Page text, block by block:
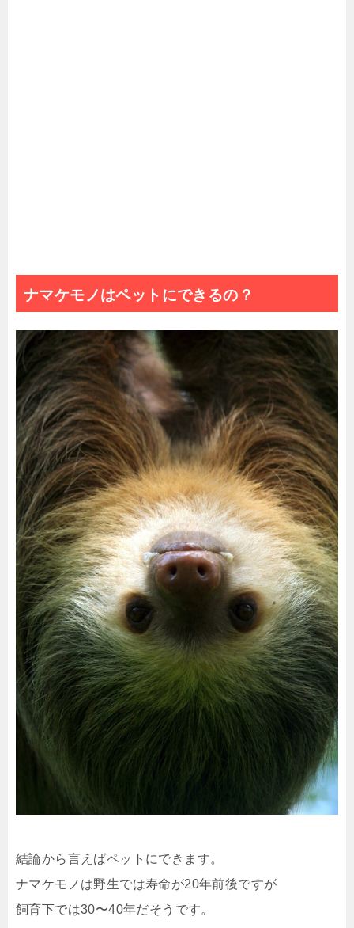
ナマケモノはペットにできるの？
結論から言えばペットにできます。
ナマケモノは野生では寿命が20年前後ですが
飼育下では30〜40年だそうです。